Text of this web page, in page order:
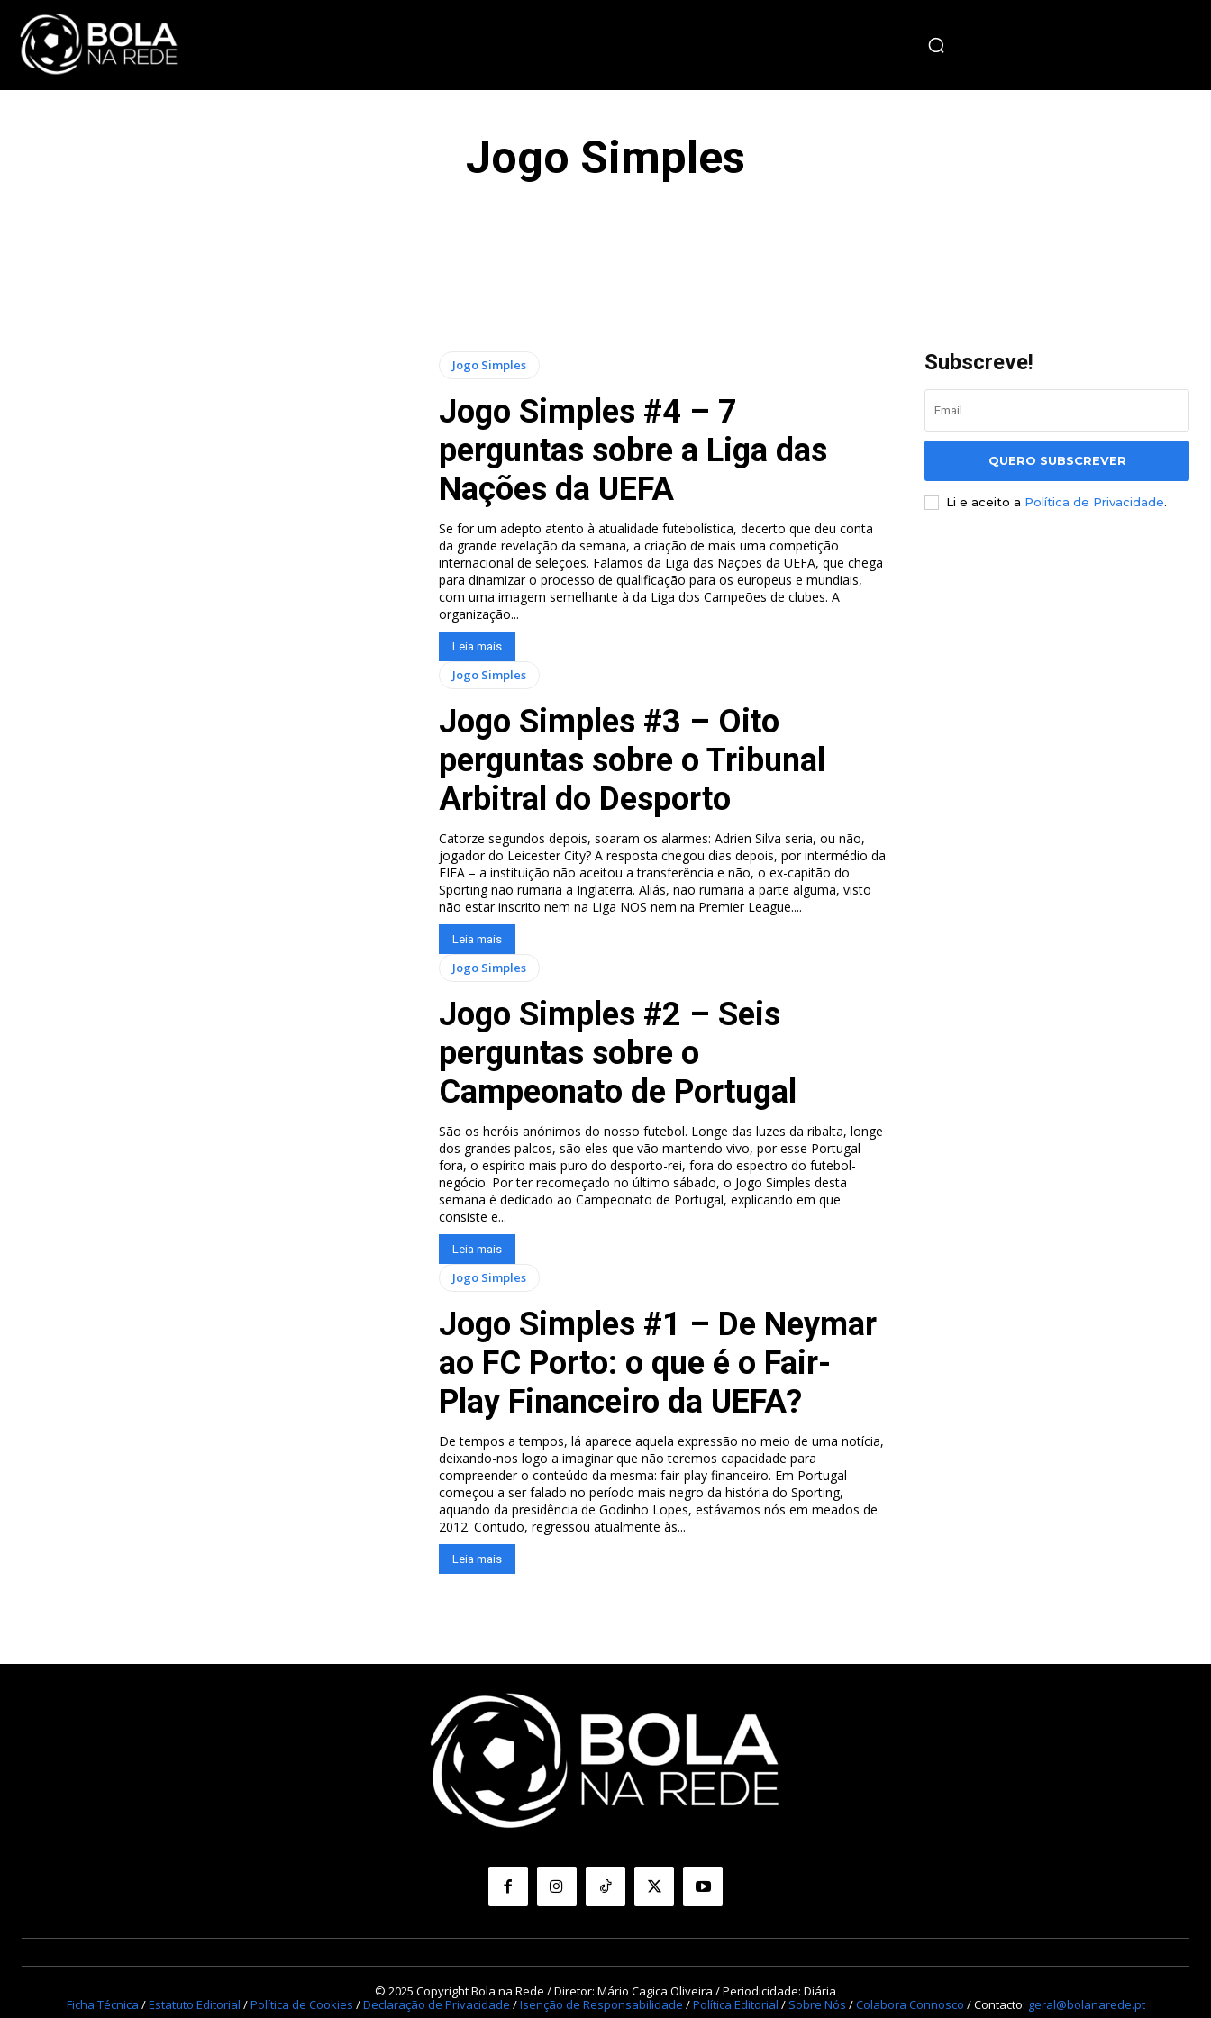
Jogo Simples
Jogo Simples
Jogo Simples #4 – 7
perguntas sobre a Liga das
Nações da UEFA
Se for um adepto atento à atualidade futebolística, decerto que deu conta
da grande revelação da semana, a criação de mais uma competição
internacional de seleções. Falamos da Liga das Nações da UEFA, que chega
para dinamizar o processo de qualificação para os europeus e mundiais,
com uma imagem semelhante à da Liga dos Campeões de clubes. A
organização...
Leia mais
Jogo Simples
Jogo Simples #3 – Oito
perguntas sobre o Tribunal
Arbitral do Desporto
Catorze segundos depois, soaram os alarmes: Adrien Silva seria, ou não,
jogador do Leicester City? A resposta chegou dias depois, por intermédio da
FIFA – a instituição não aceitou a transferência e não, o ex-capitão do
Sporting não rumaria a Inglaterra. Aliás, não rumaria a parte alguma, visto
não estar inscrito nem na Liga NOS nem na Premier League....
Leia mais
Jogo Simples
Jogo Simples #2 – Seis
perguntas sobre o
Campeonato de Portugal
São os heróis anónimos do nosso futebol. Longe das luzes da ribalta, longe
dos grandes palcos, são eles que vão mantendo vivo, por esse Portugal
fora, o espírito mais puro do desporto-rei, fora do espectro do futebol-
negócio. Por ter recomeçado no último sábado, o Jogo Simples desta
semana é dedicado ao Campeonato de Portugal, explicando em que
consiste e...
Leia mais
Jogo Simples
Jogo Simples #1 – De Neymar
ao FC Porto: o que é o Fair-
Play Financeiro da UEFA?
De tempos a tempos, lá aparece aquela expressão no meio de uma notícia,
deixando-nos logo a imaginar que não teremos capacidade para
compreender o conteúdo da mesma: fair-play financeiro. Em Portugal
começou a ser falado no período mais negro da história do Sporting,
aquando da presidência de Godinho Lopes, estávamos nós em meados de
2012. Contudo, regressou atualmente às...
Leia mais
Subscreve!
QUERO SUBSCREVER
Li e aceito a Política de Privacidade.
© 2025 Copyright Bola na Rede / Diretor: Mário Cagica Oliveira / Periodicidade: Diária
Ficha Técnica /Estatuto Editorial /Política de Cookies /Declaração de Privacidade /Isenção de Responsabilidade /Política Editorial / Sobre Nós /Colabora Connosco / Contacto: geral@bolanarede.pt